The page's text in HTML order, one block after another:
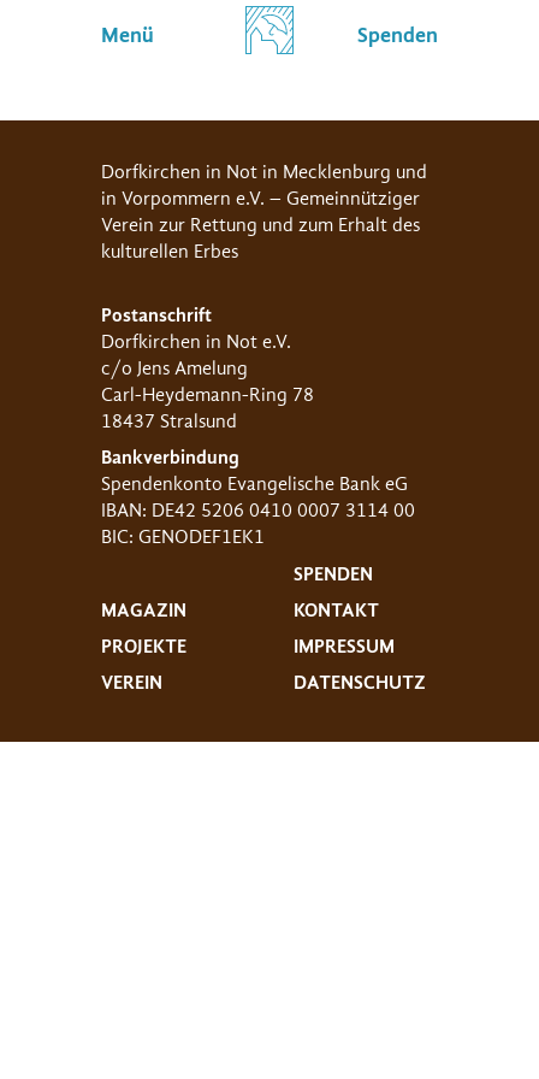
Menü Spenden
Dorfkirchen in Not in Mecklenburg und
in Vorpommern e.V. – Gemeinnütziger
Verein zur Rettung und zum Erhalt des
kulturellen Erbes
Postanschrift
Dorfkirchen in Not e.V.
c/o Jens Amelung
Carl-Heydemann-Ring 78
18437 Stralsund
Bankverbindung
Spendenkonto Evangelische Bank eG
IBAN: DE42 5206 0410 0007 3114 00
BIC: GENODEF1EK1
MAGAZIN
PROJEKTE
VEREIN
SPENDEN
KONTAKT
IMPRESSUM
DATENSCHUTZ